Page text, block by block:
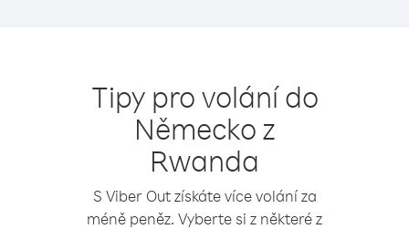
Tipy pro volání do
Německo z
Rwanda
S Viber Out získáte více volání za
méně peněz. Vyberte si z některé z